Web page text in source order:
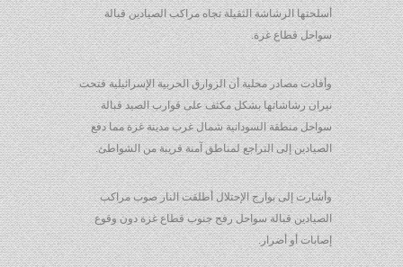
أسلحتها الرشاشة الثقيلة تجاه مراكب الصيادين قبالة
سواحل قطاع غزة.
وأفادت مصادر محلية أن الزوارق الحربية الإسرائيلية فتحت
نيران رشاشاتها بشكل مكثف على قوارب الصيد قبالة
سواحل منطقة السودانية شمال غرب مدينة غزة مما دفع
الصيادين إلى التراجع لمناطق آمنة قريبة من الشواطئ.
وأشارت إلى بوارج الإحتلال أطلقت النار صوب مراكب
الصيادين قبالة سواحل رفح جنوب قطاع غزة دون وقوع
إصابات أو أضرار.